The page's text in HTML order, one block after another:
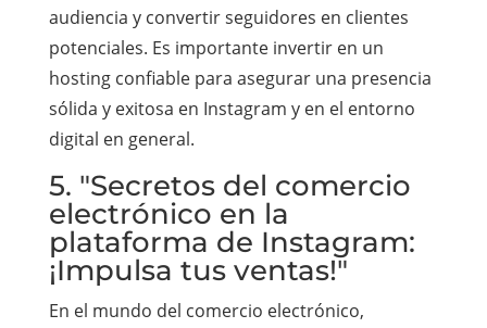
audiencia y convertir seguidores en clientes
potenciales. Es importante invertir en un
hosting confiable para asegurar una presencia
sólida y exitosa en Instagram y en el entorno
digital en general.
5. "Secretos del comercio
electrónico en la
plataforma de Instagram:
¡Impulsa tus ventas!"
En el mundo del comercio electrónico,